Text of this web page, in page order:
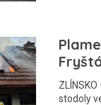
stodoly